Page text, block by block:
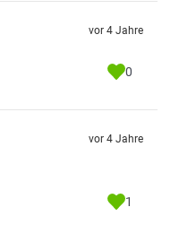
vor 4 Jahre
0
vor 4 Jahre
1